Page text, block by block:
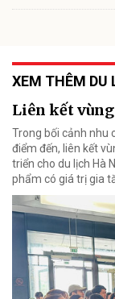
XEM THÊM DU
Liên kết
Trong bối cảnh nhu
điểm đến, liên kết
triển cho du lịch Hà
phẩm có giá trị gia